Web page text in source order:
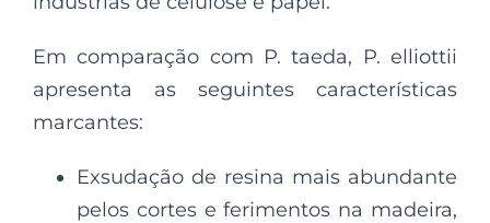
Em comparação com P. taeda, P. elliottii
apresenta as seguintes características
marcantes:
Exsudação de resina mais abundante
pelos cortes e ferimentos na madeira,